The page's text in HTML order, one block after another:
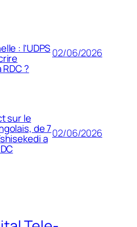
: l’UDPS
?
02/06/2026
sur le
de 7
a 02/06/2026